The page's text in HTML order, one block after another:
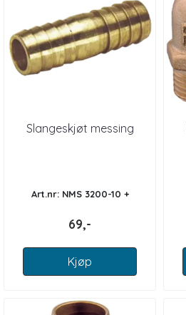
Slangeskjøt messing
Art.nr: NMS 3200-10 +
69,-
Kjøp